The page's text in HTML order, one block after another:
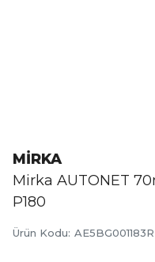
MİRKA
Mirka AUTONET
P180
Ürün Kodu: AE5BG001183R